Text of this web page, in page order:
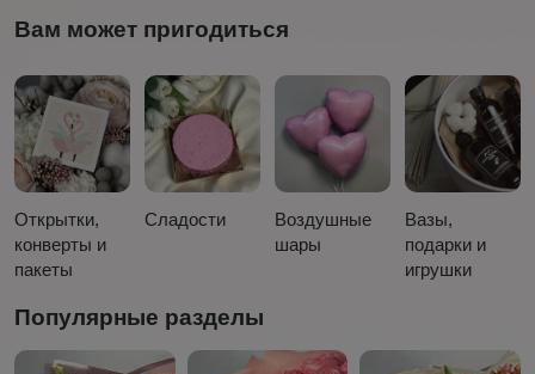
Вам может пригодиться
Открытки,
конверты и
пакеты
Сладости
Воздушные
шары
Вазы,
подарки и
игрушки
Популярные разделы